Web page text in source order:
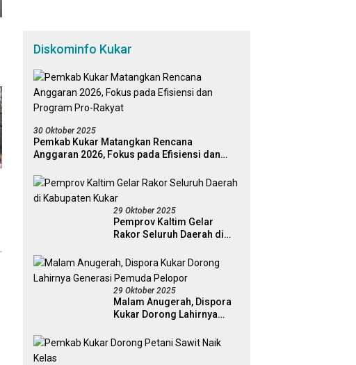
Diskominfo Kukar
30 Oktober 2025
Pemkab Kukar Matangkan Rencana
Anggaran 2026, Fokus pada Efisiensi dan
29 Oktober 2025
Pemprov Kaltim Gelar
Rakor Seluruh Daerah di
29 Oktober 2025
Malam Anugerah, Dispora
Kukar Dorong Lahirnya